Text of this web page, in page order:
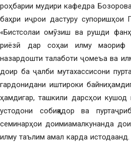
роҳбарии мудири кафедра
баҳри иҷрои дастуру супоришҳои
«Бистсолаи омӯзиш ва рушди
риёзӣ дар соҳаи илму маориф
назардошти талаботи ҷомеъа ва
доир ба ҷалби мутахассисони
гардонидани иштироки
ҳамдигар, ташкили дарсҳои
устодони собиқадор ва
семинарҳои доимиамалкунанда
илму таълим амал карда